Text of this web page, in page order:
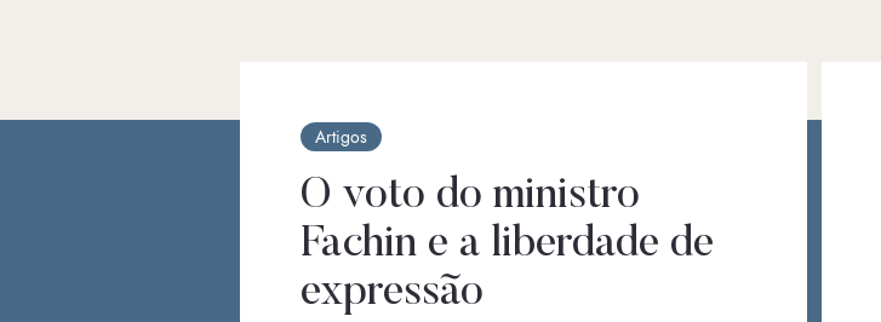
Artigos
O voto do ministro
Fachin e a liberdade de
expressão